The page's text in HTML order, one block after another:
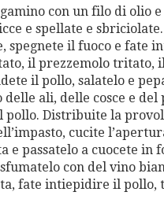
con un filo di olio
e spellate e
spegnete il fuoco e fate
il prezzemolo tritato,
il pollo, salatelo e
delle ali, delle cosce e
Distribuite la
cucite
e passatelo a cuocete in
con del vino
fate intiepidire il pollo,